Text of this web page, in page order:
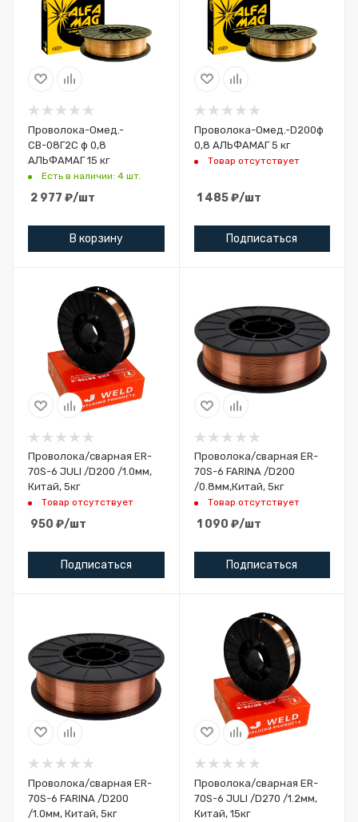
Проволока-Омед.-
СВ-08Г2С ф 0,8
АЛЬФАМАГ 15 кг
Есть в наличии: 4 шт.
2 977 ₽/шт
В корзину
Проволока-Омед.-D200ф
0,8 АЛЬФАМАГ 5 кг
Товар отсутствует
1 485₽/шт
Подписаться
Проволока/сварная ER-
70S-6 JULI /D200 /1.0мм,
Китай, 5кг
Товар отсутствует
950 ₽/шт
Подписаться
Проволока/сварная ER-
70S-6 FARINA /D200
/0.8мм,Китай, 5кг
Товар отсутствует
1 090 ₽/шт
Подписаться
Проволока/сварная ER-
70S-6 FARINA /D200
/1.0мм, Китай, 5кг
Проволока/сварная ER-
70S-6 JULI /D270 /1.2мм,
Китай, 15кг